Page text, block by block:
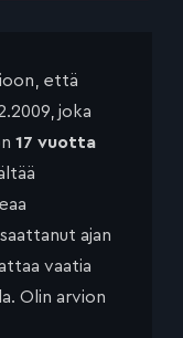
että
joka
17 vuotta
ajan
vaatia
Olin arvion